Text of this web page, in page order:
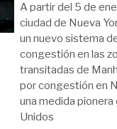
A partir del 5 de
ciudad de Nueva
un nuevo sistema
congestión en las
transitadas de
por congestión en
una medida
Unidos